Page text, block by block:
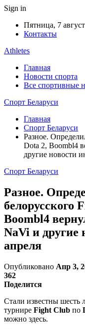
Sign in
Пятница, 7
Контакты
Athletes
Главная
Новости спорта
Все спортивные
Спорт Беларуси
Главная
Спорт Беларуси
Разное.
Dota 2, Boombl4
другие новости
Спорт Беларуси
Разное.
белорусского
Boombl4
NaVi и другие
апреля
Опубликовано Апр 3,
362
Поделится
Стали известны шесть
турнире Fight Club по
можно здесь.